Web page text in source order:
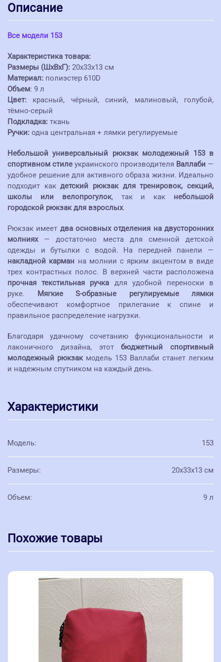
Описание
Все модели 153
Характеристика товара:
Размеры (ШхВхГ): 20х33х13 см
Материал: полиэстер 610D
Объем: 9 л
Цвет: красный, чёрный, синий, малиновый, голубой,
тёмно-серый
Подкладка: ткань
Ручки: одна центральная + лямки регулируемые
Небольшой универсальный рюкзак молодежный 153 в
спортивном стиле украинского производителя Валлаби —
удобное решение для активного образа жизни. Идеально
подходит какдетский рюкзак для тренировок, секций,
школы или велопрогулок, так и как небольшой
городской рюкзак для взрослых.
Рюкзак имеет два основных отделения на двусторонних
молниях— достаточно места для сменной детской
одежды и бутылки с водой. На передней панели —
накладной карман на молнии с ярким акцентом в виде
трех контрастных полос. В верхней части расположена
прочная текстильная ручка для удобной переноски в
руке.
Мягкие S-образные регулируемые лямки
обеспечивают комфортное прилегание к спине и
правильное распределение нагрузки.
Благодаря удачному сочетанию функциональности и
лаконичного дизайна, этотбюджетный спортивный
молодежный рюкзакмодель 153 Валлаби станет легким
и надежным спутником на каждый день.
Характеристики
Модель: 153
Размеры: 20х33х13 см
Объем: 9 л
Похожие товары